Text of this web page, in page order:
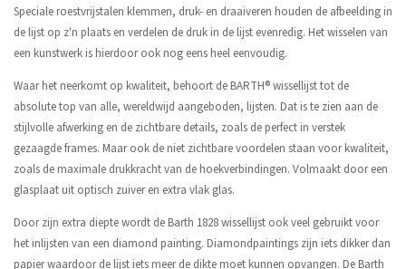
Speciale roestvrijstalen klemmen, druk- en draaiveren houden de afbeelding in
de lijst op z'n plaats en verdelen de druk in de lijst evenredig. Het wisselen van
een kunstwerk is hierdoor ook nog eens heel eenvoudig.
Waar het neerkomt op kwaliteit, behoort de BARTH® wissellijst tot de
absolute top van alle, wereldwijd aangeboden, lijsten. Dat is te zien aan de
stijlvolle afwerking en de zichtbare details, zoals de perfect in verstek
gezaagde frames. Maar ook de niet zichtbare voordelen staan voor kwaliteit,
zoals de maximale drukkracht van de hoekverbindingen. Volmaakt door een
glasplaat uit optisch zuiver en extra vlak glas.
Door zijn extra diepte wordt de Barth 1828 wissellijst ook veel gebruikt voor
het inlijsten van een diamond painting. Diamondpaintings zijn iets dikker dan
papier waardoor de lijst iets meer de dikte moet kunnen opvangen. De Barth